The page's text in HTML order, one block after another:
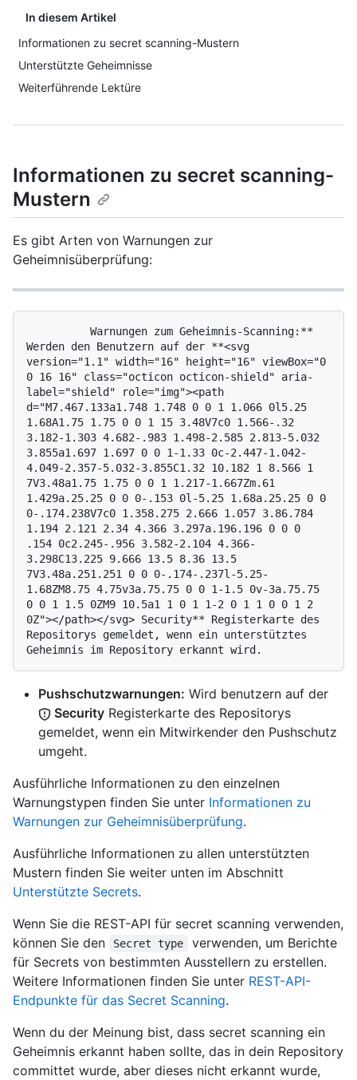
In diesem Artikel
Informationen zu secret scanning-Mustern
Unterstützte Geheimnisse
Weiterführende Lektüre
Informationen zu secret scanning-
Mustern
Es gibt Arten von Warnungen zur
Geheimnisüberprüfung:
Werden den Benutzern auf der **<svg
version="1.1" width="16" height="16" viewBox="0
0 16 16" class="octicon octicon-shield" aria-
label="shield" role="img"><path
d="M7.467.133a1.748 1.748 0 0 1 1.066 0l5.25
1.68A1.75 1.75 0 0 1 15 3.48V7c0 1.566-.32
3.182-1.303 4.682-.983 1.498-2.585 2.813-5.032
3.855a1.697 1.697 0 0 1-1.33 0c-2.447-1.042-
4.049-2.357-5.032-3.855C1.32 10.182 1 8.566 1
7V3.48a1.75 1.75 0 0 1 1.217-1.667Zm.61
1.429a.25.25 0 0 0-.153 0l-5.25 1.68a.25.25 0 0
0-.174.238V7c0 1.358.275 2.666 1.057 3.86.784
1.194 2.121 2.34 4.366 3.297a.196.196 0 0 0
.154 0c2.245-.956 3.582-2.104 4.366-
3.298C13.225 9.666 13.5 8.36 13.5
7V3.48a.251.251 0 0 0-.174-.237l-5.25-
1.68ZM8.75 4.75v3a.75.75 0 0 1-1.5 0v-3a.75.75
0 0 1 1.5 0ZM9 10.5a1 1 0 1 1-2 0 1 1 0 0 1 2
0Z"></path></svg> Security** Registerkarte des
Repositorys gemeldet, wenn ein unterstütztes
Pushschutzwarnungen: Wird benutzern auf der
Security Registerkarte des Repositorys
gemeldet, wenn ein Mitwirkender den Pushschutz
umgeht.
Ausführliche Informationen zu den einzelnen
Warnungstypen finden Sie unter Informationen zu
Warnungen zur Geheimnisüberprüfung.
Ausführliche Informationen zu allen unterstützten
Mustern finden Sie weiter unten im Abschnitt
Unterstützte Secrets.
Wenn Sie die REST-API für secret scanning verwenden,
können Sie den
Secret type
verwenden, um Berichte
für Secrets von bestimmten Ausstellern zu erstellen.
Weitere Informationen finden Sie unter REST-API-
Endpunkte für das Secret Scanning.
Wenn du der Meinung bist, dass secret scanning ein
Geheimnis erkannt haben sollte, das in dein Repository
committet wurde, aber dieses nicht erkannt wurde,